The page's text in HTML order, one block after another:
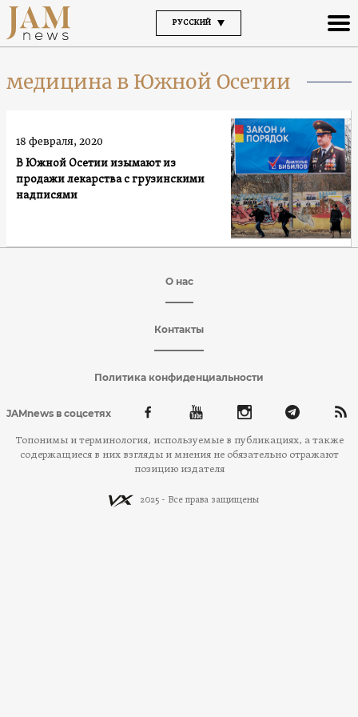
РУССКИЙ
медицина в Южной Осетии
В Южной Осетии изымают из
продажи лекарства с грузинскими
надписями
18 февраля, 2020
О нас
Контакты
Политика конфиденциальности
JAMnews в соцсетях
Топонимы и терминология, используемые в публикациях, а также
содержащиеся в них взгляды и мнения не обязательно отражают
позицию издателя
2025 - Все права защищены